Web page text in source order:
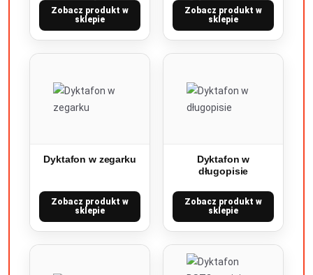
Zobacz produkt w
sklepie
Zobacz produkt w
sklepie
Dyktafon w zegarku
Zobacz produkt w
sklepie
Dyktafon w
długopisie
Zobacz produkt w
sklepie